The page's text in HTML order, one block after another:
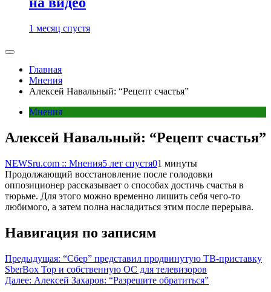
1 месяц спустя
Главная
Мнения
Алексей Навальный: “Рецепт счастья”
Мнения
Алексей Навальный: “Рецепт счастья”
NEWSru.com :: Мнения5 лет спустя01 минуты
Продолжающий восстановление после голодовки
оппозиционер рассказывает о способах достичь счастья в
тюрьме. Для этого можно временно лишить себя чего-то
любимого, а затем полна насладиться этим после перерыва.
Навигация по записям
Предыдущая: “Сбер” представил продвинутую ТВ-приставку
SberBox Top и собственную ОС для телевизоров
Далее: Алексей Захаров: “Разрешите обратиться”